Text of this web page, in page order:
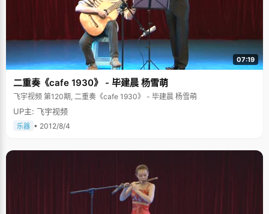
07:19
二重奏《cafe 1930》 - 毕建晨 杨雪萌
飞宇视频 第120期, 二重奏《cafe 1930》 - 毕建晨 杨雪萌
UP主: 飞宇视频
乐器 • 2012/8/4